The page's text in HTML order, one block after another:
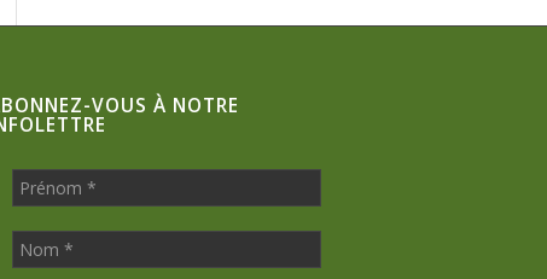
VOUS À NOTRE